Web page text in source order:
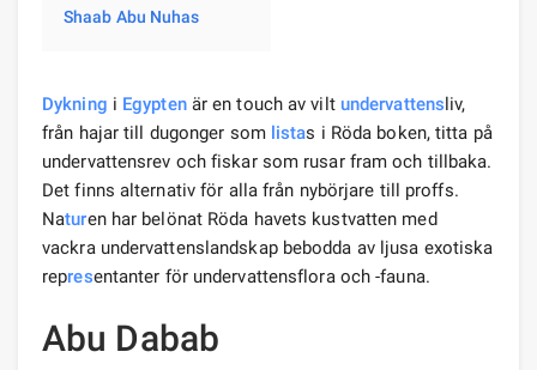
Shaab Abu Nuhas
Dykning i Egyptenär en touch av vilt undervattensliv,
från hajar till dugonger som listas i Röda boken, titta på
undervattensrev och fiskar som rusar fram och tillbaka.
Det finns alternativ för alla från nybörjare till proffs.
Naturen har belönat Röda havets kustvatten med
vackra undervattenslandskap bebodda av ljusa exotiska
representanter för undervattensflora och -fauna.
Abu Dabab